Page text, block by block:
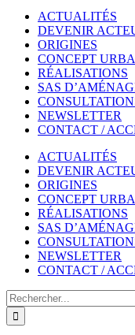
ACTUALITÉS
DEVENIR
ORIGINES
CONCEPT
RÉALISATIONS
SAS
NEWSLETTER
CONTACT /
ACTUALITÉS
DEVENIR
ORIGINES
CONCEPT
RÉALISATIONS
SAS
NEWSLETTER
CONTACT /
Rechercher